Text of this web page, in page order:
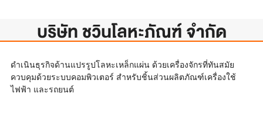
บริษัท ชวินโลหะภัณฑ์ จำกัด
ดำเนินธุรกิจด้านแปรรูปโลหะเหล็กแผ่น ด้วยเครื่องจักรที่ทันสมัย
ควบคุมด้วยระบบคอมพิวเตอร์ สำหรับชิ้นส่วนผลิตภัณฑ์เครื่องใช้
ไฟฟ้า และรถยนต์